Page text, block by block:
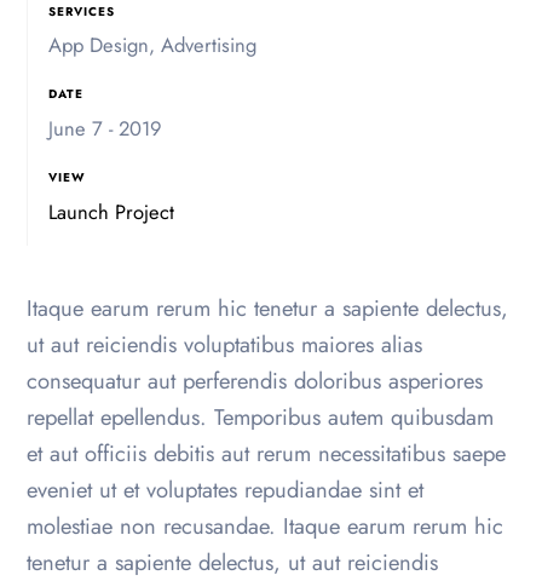
SERVICES
App Design, Advertising
DATE
June 7 - 2019
VIEW
Launch Project
Itaque earum rerum hic tenetur a sapiente delectus,
ut aut reiciendis voluptatibus maiores alias
consequatur aut perferendis doloribus asperiores
repellat epellendus. Temporibus autem quibusdam
et aut officiis debitis aut rerum necessitatibus saepe
eveniet ut et voluptates repudiandae sint et
molestiae non recusandae. Itaque earum rerum hic
tenetur a sapiente delectus, ut aut reiciendis